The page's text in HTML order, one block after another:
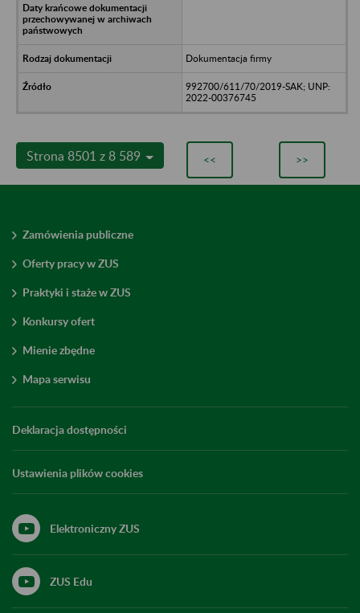
Dokumentacja firmy
992700/611/70/2019-SAK; UNP:
2022-00376745
Strona 8501 z 8 589 << >>
Zamówienia publiczne
Oferty pracy w ZUS
Praktyki i staże w ZUS
Konkursy ofert
Mienie zbędne
Mapa serwisu
Deklaracja dostępności
Ustawienia plików cookies
Elektroniczny ZUS
ZUS Edu